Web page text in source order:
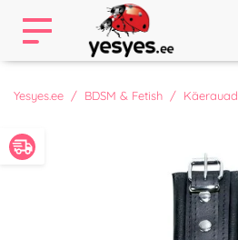
Yesyes.ee BDSM & Fetish Käerauad